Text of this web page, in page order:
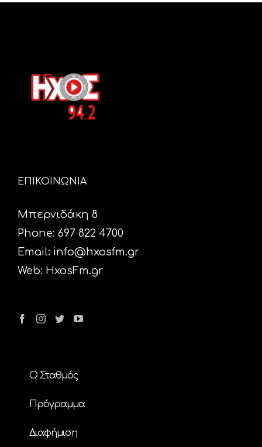
ΕΠΙΚΟΙΝΩΝΙΑ
Μπερνιδάκη 8
Phone: 697 822 4700
Email: info@hxosfm.gr
Web: HxosFm.gr
Ο Σταθμός
Πρόγραμμα
Διαφήμιση